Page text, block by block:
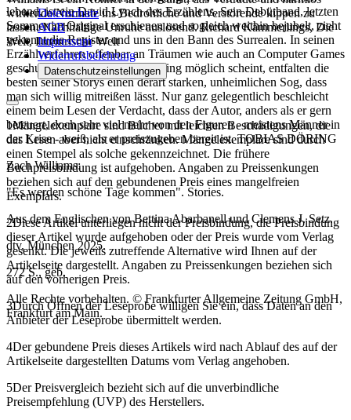
wirkende Normale ins Bedrohliche und Verstörende kippen zu
lassen. Nachhaltige Unruhe auslösend. Richard Kämmerlings, Die
Welt, Literarische Welt
lebend, ist ein David Lynch des Erzählens. Sein Debütband, letzten
Sommer im Original erschienen und sogleich weithin bejubelt, zieht
gekonnt die Register und uns in den Bann des Surrealen. In seinen
Erzählverfahren offenbar an Träumen wie auch an Computer Games
geschult, bei denen jedes Morphing möglich scheint, entfalten die
besten seiner Storys einen derart starken, unheimlichen Sog, dass
man sich willig mitreißen lässt. Nur ganz gelegentlich beschleicht
einem beim Lesen der Verdacht, dass der Autor, anders als er gern
beteuert, doch sehr viel mehr von den Figuren - meistens Männer in
der Krise - weiß, als er preiszugeben bereit ist. TOBIAS DÖRING
Zach Williams:
"Es werden schöne Tage kommen". Stories.
Aus dem Englischen von Bettina Abarbanell und Clemens J. Setz.
dtv, München 2025.
272 S., geb.
Alle Rechte vorbehalten. © Frankfurter Allgemeine Zeitung GmbH,
Frankfurt am Main.
Datenschutz
AGB
Impressum
Widerrufsbelehrung
Datenschutzeinstellungen
1Mängelexemplare sind Bücher mit leichten Beschädigungen, die
das Lesen aber nicht einschränken. Mängelexemplare sind durch
einen Stempel als solche gekennzeichnet. Die frühere
Buchpreisbindung ist aufgehoben. Angaben zu Preissenkungen
beziehen sich auf den gebundenen Preis eines mangelfreien
Exemplars.
2Diese Artikel unterliegen nicht der Preisbindung, die Preisbindung
dieser Artikel wurde aufgehoben oder der Preis wurde vom Verlag
gesenkt. Die jeweils zutreffende Alternative wird Ihnen auf der
Artikelseite dargestellt. Angaben zu Preissenkungen beziehen sich
auf den vorherigen Preis.
3Durch Öffnen der Leseprobe willigen Sie ein, dass Daten an den
Anbieter der Leseprobe übermittelt werden.
4Der gebundene Preis dieses Artikels wird nach Ablauf des auf der
Artikelseite dargestellten Datums vom Verlag angehoben.
5Der Preisvergleich bezieht sich auf die unverbindliche
Preisempfehlung (UVP) des Herstellers.